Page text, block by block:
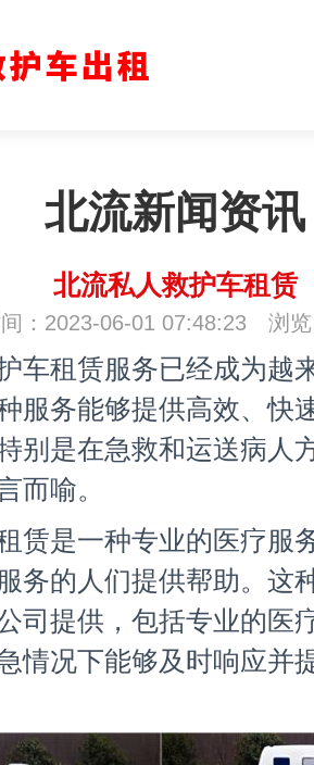
北流新闻资讯
北流私人救护车租赁
：2023-06-01 07:48:23 浏览
车租赁服务已经成为越
服务能够提供高效、快
别是在急救和运送病人
而喻。
赁是一种专业的医疗服
务的人们提供帮助。这
司提供，包括专业的医
情况下能够及时响应并